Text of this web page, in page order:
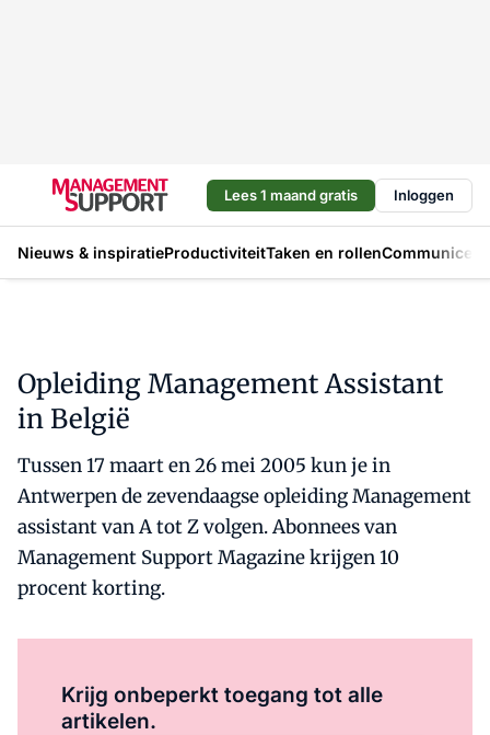
Lees 1 maand gratis Inloggen
Nieuws & inspiratieProductiviteitTaken en rollen
Opleiding Management Assistant
in België
Tussen 17 maart en 26 mei 2005 kun je in
Antwerpen de zevendaagse opleiding Management
assistant van A tot Z volgen. Abonnees van
Management Support Magazine krijgen 10
procent korting.
Krijg onbeperkt toegang tot alle
artikelen.